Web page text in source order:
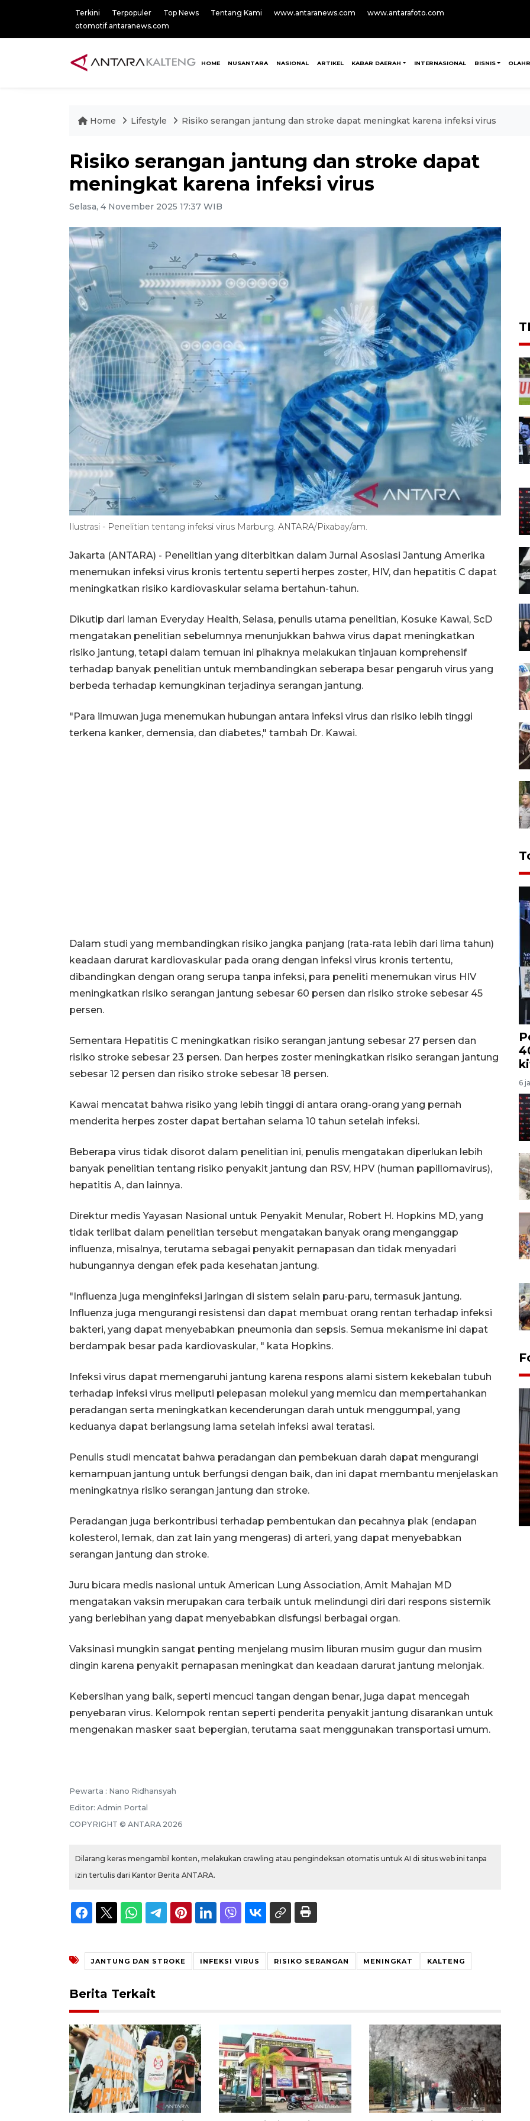
Terkini Terpopuler Top News Tentang Kami www.antaranews.com
www.antarafoto.com
otomotif.antaranews.com
HOME NUSANTARA NASIONAL ARTIKEL KABAR DAERAH INTERNASIONAL BISNIS
Home Lifestyle Risiko serangan jantung dan stroke dapat meningkat karena infeksi virus
Risiko serangan jantung dan stroke dapat
meningkat karena infeksi virus
Selasa, 4 November 2025 17:37 WIB
Ilustrasi - Penelitian tentang infeksi virus Marburg. ANTARA/Pixabay/am.
Jakarta (ANTARA) - Penelitian yang diterbitkan dalam Jurnal Asosiasi Jantung Amerika
menemukan infeksi virus kronis tertentu seperti herpes zoster, HIV, dan hepatitis C dapat
meningkatkan risiko kardiovaskular selama bertahun-tahun.
Dikutip dari laman Everyday Health, Selasa, penulis utama penelitian, Kosuke Kawai, ScD
mengatakan penelitian sebelumnya menunjukkan bahwa virus dapat meningkatkan
risiko jantung, tetapi dalam temuan ini pihaknya melakukan tinjauan komprehensif
terhadap banyak penelitian untuk membandingkan seberapa besar pengaruh virus yang
berbeda terhadap kemungkinan terjadinya serangan jantung.
"Para ilmuwan juga menemukan hubungan antara infeksi virus dan risiko lebih tinggi
terkena kanker, demensia, dan diabetes," tambah Dr. Kawai.
Dalam studi yang membandingkan risiko jangka panjang (rata-rata lebih dari lima tahun)
keadaan darurat kardiovaskular pada orang dengan infeksi virus kronis tertentu,
dibandingkan dengan orang serupa tanpa infeksi, para peneliti menemukan virus HIV
meningkatkan risiko serangan jantung sebesar 60 persen dan risiko stroke sebesar 45
persen.
Sementara Hepatitis C meningkatkan risiko serangan jantung sebesar 27 persen dan
risiko stroke sebesar 23 persen. Dan herpes zoster meningkatkan risiko serangan jantung
sebesar 12 persen dan risiko stroke sebesar 18 persen.
Kawai mencatat bahwa risiko yang lebih tinggi di antara orang-orang yang pernah
menderita herpes zoster dapat bertahan selama 10 tahun setelah infeksi.
Beberapa virus tidak disorot dalam penelitian ini, penulis mengatakan diperlukan lebih
banyak penelitian tentang risiko penyakit jantung dan RSV, HPV (human papillomavirus),
hepatitis A, dan lainnya.
Direktur medis Yayasan Nasional untuk Penyakit Menular, Robert H. Hopkins MD, yang
tidak terlibat dalam penelitian tersebut mengatakan banyak orang menganggap
influenza, misalnya, terutama sebagai penyakit pernapasan dan tidak menyadari
hubungannya dengan efek pada kesehatan jantung.
"Influenza juga menginfeksi jaringan di sistem selain paru-paru, termasuk jantung.
Influenza juga mengurangi resistensi dan dapat membuat orang rentan terhadap infeksi
bakteri, yang dapat menyebabkan pneumonia dan sepsis. Semua mekanisme ini dapat
berdampak besar pada kardiovaskular, " kata Hopkins.
Infeksi virus dapat memengaruhi jantung karena respons alami sistem kekebalan tubuh
terhadap infeksi virus meliputi pelepasan molekul yang memicu dan mempertahankan
peradangan serta meningkatkan kecenderungan darah untuk menggumpal, yang
keduanya dapat berlangsung lama setelah infeksi awal teratasi.
Penulis studi mencatat bahwa peradangan dan pembekuan darah dapat mengurangi
kemampuan jantung untuk berfungsi dengan baik, dan ini dapat membantu menjelaskan
meningkatnya risiko serangan jantung dan stroke.
Peradangan juga berkontribusi terhadap pembentukan dan pecahnya plak (endapan
kolesterol, lemak, dan zat lain yang mengeras) di arteri, yang dapat menyebabkan
serangan jantung dan stroke.
Juru bicara medis nasional untuk American Lung Association, Amit Mahajan MD
mengatakan vaksin merupakan cara terbaik untuk melindungi diri dari respons sistemik
yang berlebihan yang dapat menyebabkan disfungsi berbagai organ.
Vaksinasi mungkin sangat penting menjelang musim liburan musim gugur dan musim
dingin karena penyakit pernapasan meningkat dan keadaan darurat jantung melonjak.
Kebersihan yang baik, seperti mencuci tangan dengan benar, juga dapat mencegah
penyebaran virus. Kelompok rentan seperti penderita penyakit jantung disarankan untuk
mengenakan masker saat bepergian, terutama saat menggunakan transportasi umum.
Pewarta : Nano Ridhansyah
Editor: Admin Portal
COPYRIGHT © ANTARA 2026
Dilarang keras mengambil konten, melakukan crawling atau pengindeksan otomatis untuk AI di situs web ini tanpa
izin tertulis dari Kantor Berita ANTARA.
JANTUNG DAN STROKE INFEKSI VIRUS RISIKO SERANGAN MENINGKAT KALTENG
Berita Terkait
6
Prediksi puncak musim
kemarau di Kalimantan